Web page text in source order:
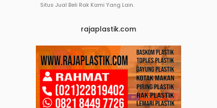
Situs Jual Beli Rak Kami Yang Lain.
rajaplastik.com